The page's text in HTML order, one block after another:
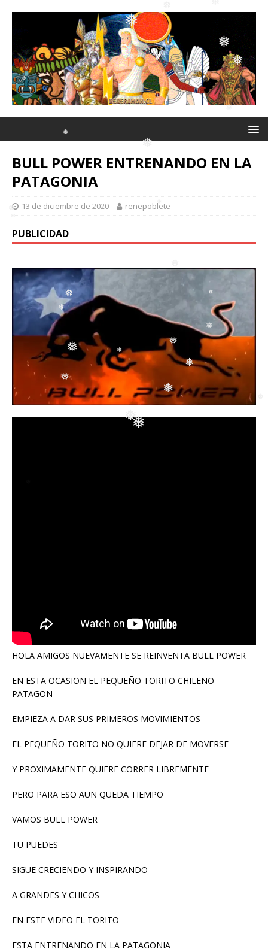
❅ ❅
❅
❅
❅
❅
❅
❅
❅
❅
❅
❅
❅
❅
❅
BULL POWER ENTRENANDO EN LA
PATAGONIA
13 de diciembre de 2020 renepoblete
PUBLICIDAD
HOLA AMIGOS NUEVAMENTE SE REINVENTA BULL POWER
EN ESTA OCASION EL PEQUEÑO TORITO CHILENO
PATAGON
EMPIEZA A DAR SUS PRIMEROS MOVIMIENTOS
EL PEQUEÑO TORITO NO QUIERE DEJAR DE MOVERSE
Y PROXIMAMENTE QUIERE CORRER LIBREMENTE
PERO PARA ESO AUN QUEDA TIEMPO
VAMOS BULL POWER
TU PUEDES
SIGUE CRECIENDO Y INSPIRANDO
A GRANDES Y CHICOS
EN ESTE VIDEO EL TORITO
ESTA ENTRENANDO EN LA PATAGONIA